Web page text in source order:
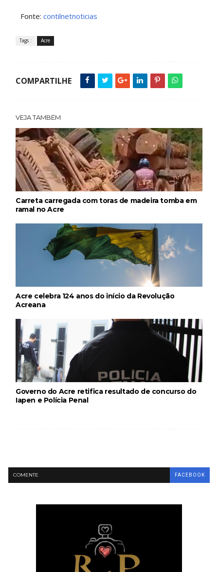
Fonte: contilnetnoticias
Tags : Acre
COMPARTILHE
VEJA TAMBÉM
Carreta carregada com toras de madeira tomba em
ramal no Acre
Acre celebra 124 anos do início da Revolução
Acreana
Governo do Acre retifica resultado de concurso do
Iapen e Polícia Penal
COMENTE FACEBOOK